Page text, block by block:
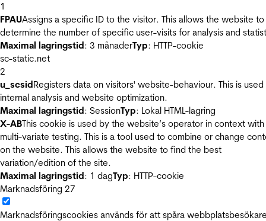
1
FPAUAssigns a specific ID to the visitor. This allows the website to
determine the number of specific user-visits for analysis and
Maximal lagringstid: 3 månaderTyp: HTTP-cookie
sc-static.net
2
u_scsidRegisters data on visitors' website-behaviour. This is
internal analysis and website optimization.
Maximal lagringstid: SessionTyp: Lokal HTML-lagring
X-ABThis cookie is used by the website’s operator in context with
multi-variate testing. This is a tool used to combine or change
on the website. This allows the website to find the best
variation/edition of the site.
Maximal lagringstid: 1 dagTyp: HTTP-cookie
Marknadsföring 27
Marknadsföringscookies används för att spåra